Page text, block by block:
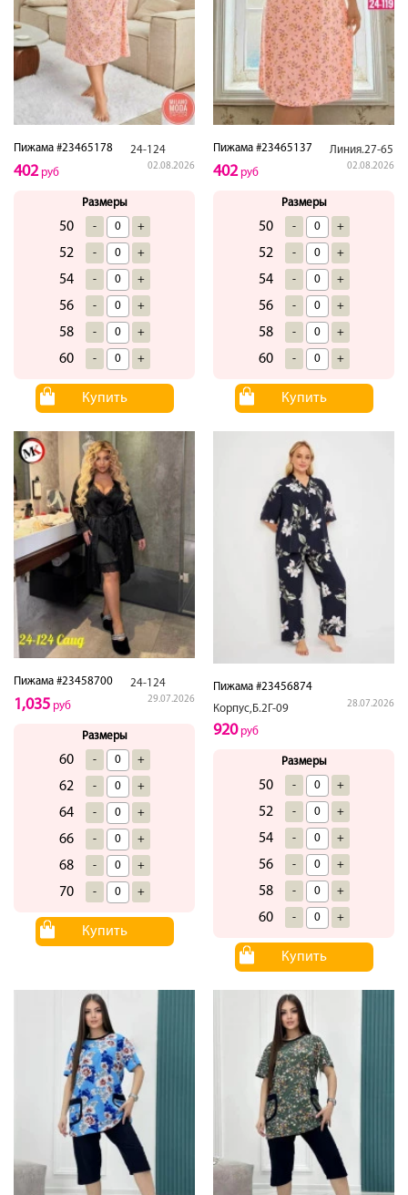
Пижама #23465178 24-124
02.08.2026
402руб
Размеры
50 - +
52 - +
54 - +
56 - +
58 - +
60 - +
Купить
Пижама #23465137 Линия.27-65
02.08.2026
402руб
Размеры
50 - +
52 - +
54 - +
56 - +
58 - +
60 - +
Купить
Пижама #23458700 24-124
29.07.2026
1,035 руб
Размеры
60 - +
62 - +
64 - +
66 - +
68 - +
70 - +
Купить
Пижама #23456874
Корпус,Б.2Г-09
28.07.2026
920руб
Размеры
50 - +
52 - +
54 - +
56 - +
58 - +
60 - +
Купить